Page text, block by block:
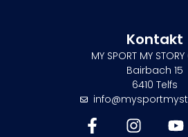
Kontakt
MY SPORT MY
Bairbach 15
6410 Telfs